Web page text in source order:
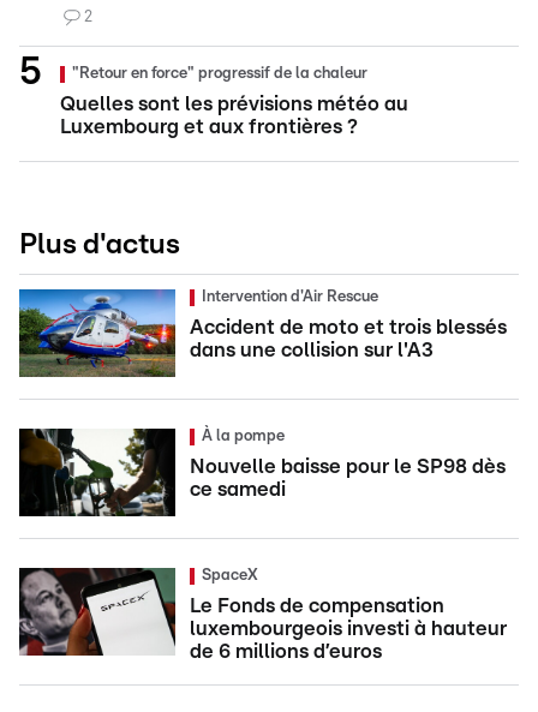
2
"Retour en force" progressif de la chaleur
Quelles sont les prévisions météo au
Luxembourg et aux frontières ?
Plus d'actus
Intervention d'Air Rescue
Accident de moto et trois blessés
dans une collision sur l'A3
À la pompe
Nouvelle baisse pour le SP98 dès
ce samedi
SpaceX
Le Fonds de compensation
luxembourgeois investi à hauteur
de 6 millions d’euros